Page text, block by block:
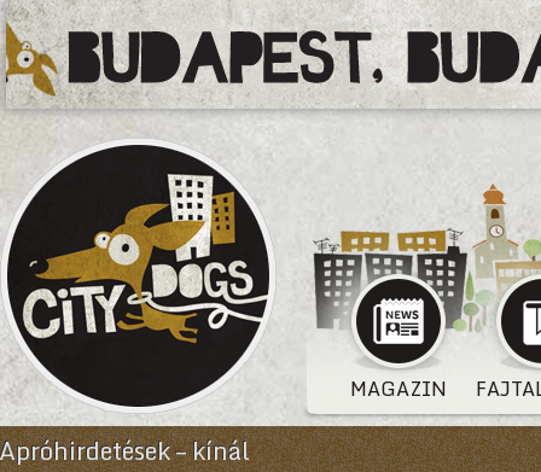
MAGAZIN
Apróhirdetések – kínál